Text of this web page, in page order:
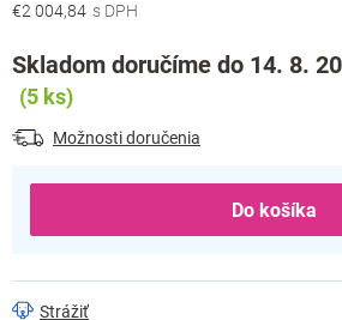
€2 004,84
Jednotková
Skladom doručíme do 14. 8.
(5 ks)
Možnosti doručenia
Do košíka
Strážiť